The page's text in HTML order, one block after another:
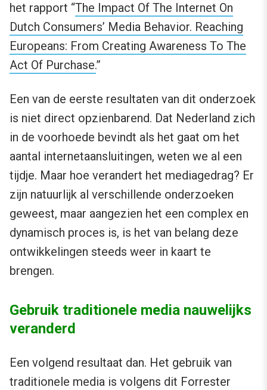
het rapport “The Impact Of The Internet On
Dutch Consumers’ Media Behavior. Reaching
Europeans: From Creating Awareness To The
Act Of Purchase.”
Een van de eerste resultaten van dit onderzoek
is niet direct opzienbarend. Dat Nederland zich
in de voorhoede bevindt als het gaat om het
aantal internetaansluitingen, weten we al een
tijdje. Maar hoe verandert het mediagedrag? Er
zijn natuurlijk al verschillende onderzoeken
geweest, maar aangezien het een complex en
dynamisch proces is, is het van belang deze
ontwikkelingen steeds weer in kaart te
brengen.
Gebruik traditionele media nauwelijks
veranderd
Een volgend resultaat dan. Het gebruik van
traditionele media is volgens dit Forrester